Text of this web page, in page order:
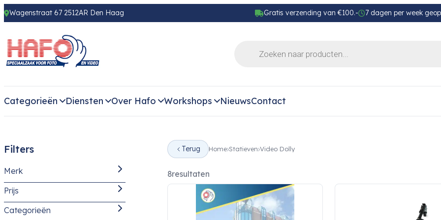
Wagenstraat 67 2512AR Den Haag Gratis verzending van €100.- 7 dagen per week
Categorieën Diensten Over Hafo Workshops NieuwsContact
Filters
Merk
Benro(2)
Prijs
Categorieën
Terug Home Statieven Video Dolly
8resultaten